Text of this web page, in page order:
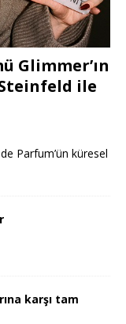
Glimmer’ın
ile
Parfum’ün küresel
karşı tam